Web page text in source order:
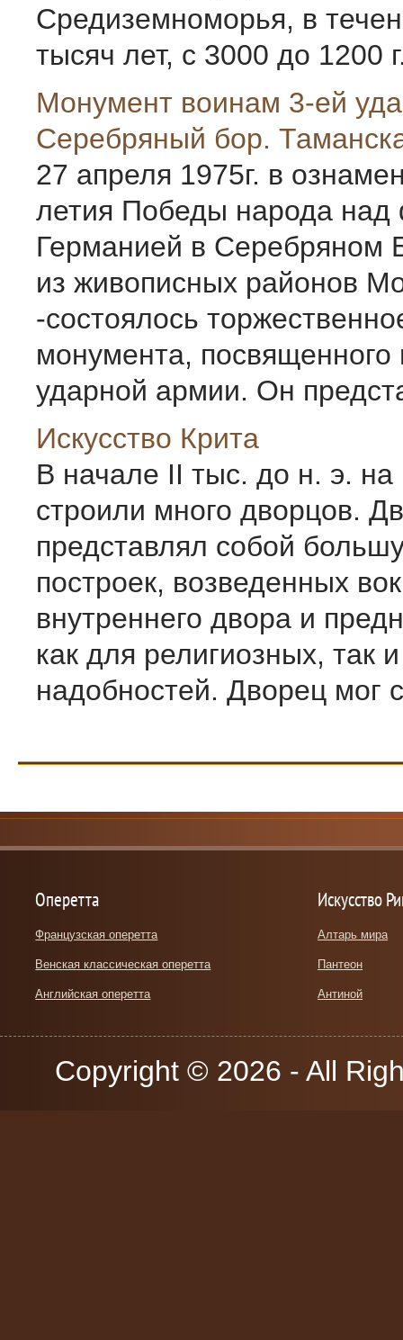
Средиземноморья, в
тысяч лет, с 3000 до 1200
Монумент воинам 3-ей
Серебряный бор.
27 апреля 1975г. в
летия Победы народа над
Германией в Серебряном
из живописных районов
-состоялось
монумента,
ударной армии. Он
Искусство Крита
В начале II тыс. до н. э. на
строили много дворцов.
представлял собой
построек, возведенных
внутреннего двора и
как для религиозных, так
надобностей. Дворец мог
Оперетта
Французская оперетта
Венская классическая оперетта
Английская оперетта
Искусство
Алтарь мира
Пантеон
Антиной
Copyright © 2026 - All